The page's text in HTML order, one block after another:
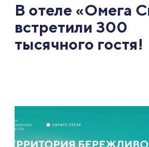
В отеле «Омега
встретили 300
тысячного гостя!